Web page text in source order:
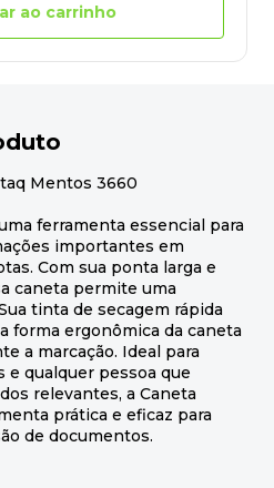
ao carrinho
Mentos 3660
ferramenta essencial para
importantes em
Com sua ponta larga e
caneta permite uma
tinta de secagem rápida
forma ergonômica da caneta
a marcação. Ideal para
qualquer pessoa que
relevantes, a Caneta
prática e eficaz para
de documentos.